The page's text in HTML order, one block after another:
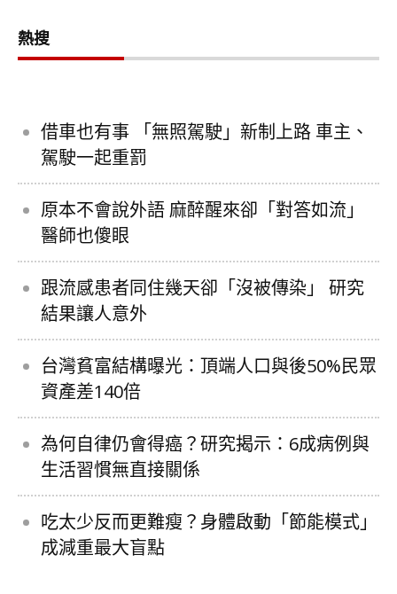
熱搜
借車也有事 「無照駕駛」新制上路 車主、
駕駛一起重罰
原本不會說外語 麻醉醒來卻「對答如流」
醫師也傻眼
跟流感患者同住幾天卻「沒被傳染」 研究
結果讓人意外
台灣貧富結構曝光：頂端人口與後50%民眾
資產差140倍
為何自律仍會得癌？研究揭示：6成病例與
生活習慣無直接關係
吃太少反而更難瘦？身體啟動「節能模式」
成減重最大盲點